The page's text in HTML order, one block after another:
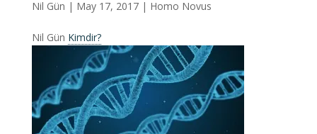
Nil Gün | May 17, 2017 | Homo Novus
Nil Gün Kimdir?